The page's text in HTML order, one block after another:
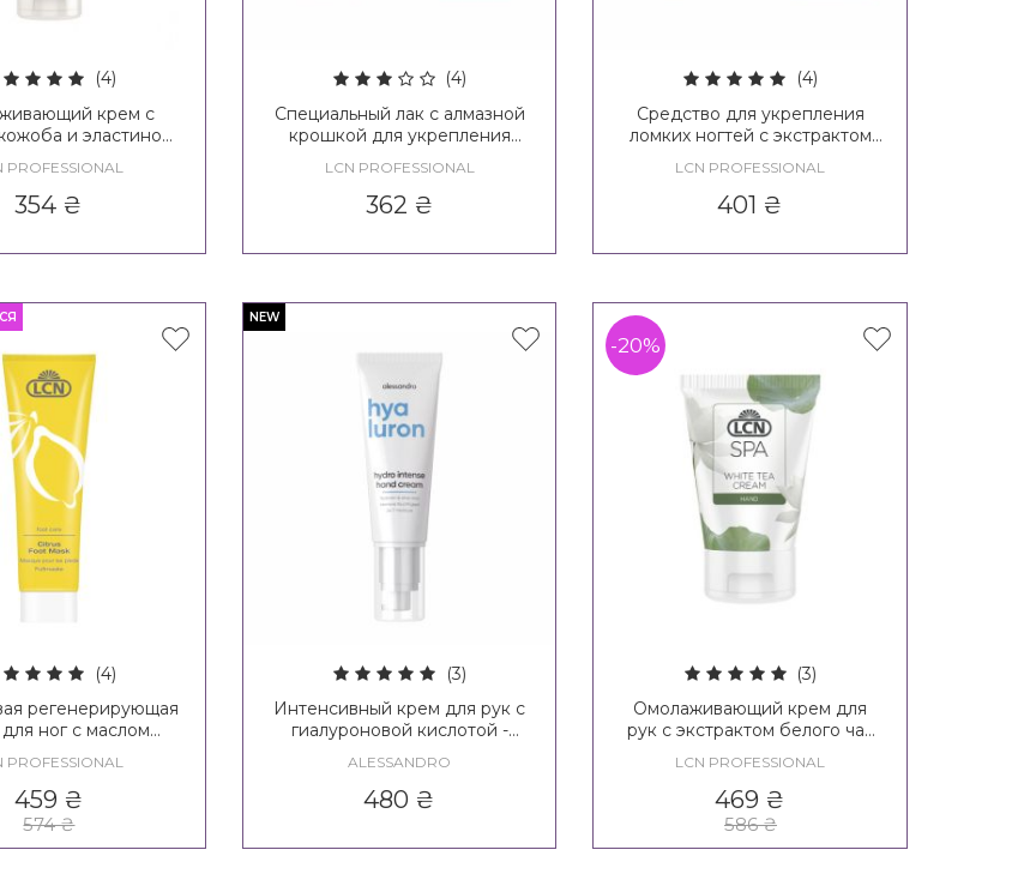
(4)
крем с
и эластином
PROFESSIONAL
354 ₴
(4)
Специальный лак с алмазной
крошкой для укрепления
Base Nail Care Pink
LCN PROFESSIONAL
362 ₴
(4)
Средство для укрепления
ломких ногтей с экстрактом
Nail
LCN PROFESSIONAL
401 ₴
(4)
регенерирующая
ног с маслом
Mask
PROFESSIONAL
459 ₴
574₴
NEW
(3)
Интенсивный крем для рук с
гиалуроновой кислотой -
Hyaluron Hydro Intense Hand
Cream
ALESSANDRO
480 ₴
-20%
(3)
Омолаживающий крем для
рук с экстрактом белого чая
Cream
LCN PROFESSIONAL
469 ₴
586₴